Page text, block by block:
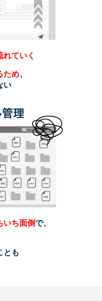
ていく
ため、
い
いち面倒で、
とも